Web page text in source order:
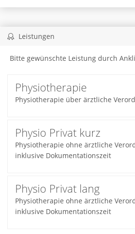
Leistungen
Bitte gewünschte Leistung durch
Physiotherapie
Physiotherapie über ärztliche
Physio Privat kurz
Physiotherapie ohne ärztliche
inklusive Dokumentationszeit
Physio Privat lang
Physiotherapie ohne ärztliche
inklusive Dokumentationszeit